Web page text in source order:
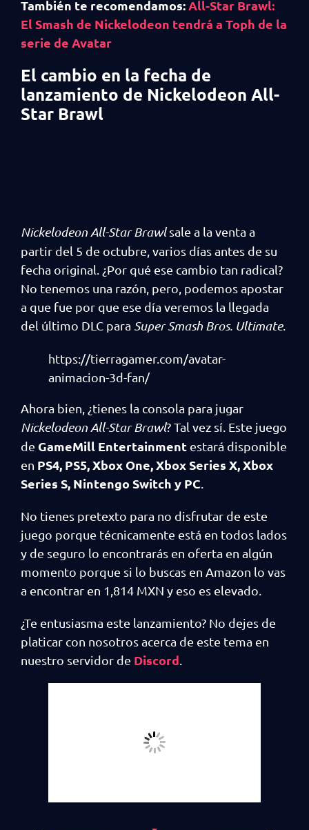
También te recomendamos:All-Star Brawl:
El Smash de Nickelodeon tendrá a Toph de la
serie de Avatar
El cambio en la fecha de
lanzamiento de Nickelodeon All-
Star Brawl
Nickelodeon All-Star Brawlsale a la venta a
partir del 5 de octubre, varios días antes de su
fecha original. ¿Por qué ese cambio tan radical?
No tenemos una razón, pero, podemos apostar
a que fue por que ese día veremos la llegada
del último DLC para Super Smash Bros. Ultimate.
https://tierragamer.com/avatar-
animacion-3d-fan/
Ahora bien, ¿tienes la consola para jugar
Nickelodeon All-Star Brawl? Tal vez sí. Este juego
de GameMill Entertainment estará disponible
en PS4, PS5, Xbox One, Xbox Series X, Xbox
Series S, Nintengo Switch y PC
No tienes pretexto para no disfrutar de este
juego porque técnicamente está en todos lados
y de seguro lo encontrarás en oferta en algún
momento porque si lo buscas en Amazon lo vas
a encontrar en 1,814 MXN y eso es elevado.
¿Te entusiasma este lanzamiento? No dejes de
platicar con nosotros acerca de este tema en
nuestro servidor de Discord